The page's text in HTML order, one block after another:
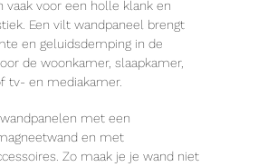
vaak voor een holle klank en
Een vilt wandpaneel brengt
en geluidsdemping in de
de woonkamer, slaapkamer,
tv- en mediakamer.
met een
en met
Zo maak je je wand niet